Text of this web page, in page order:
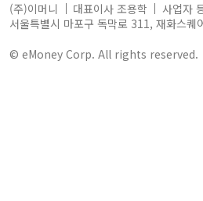
(주)이머니 대표이사 조용학
사업자
서울특별시 마포구 독막로 311, 재화스
© eMoney Corp. All rights reserved.